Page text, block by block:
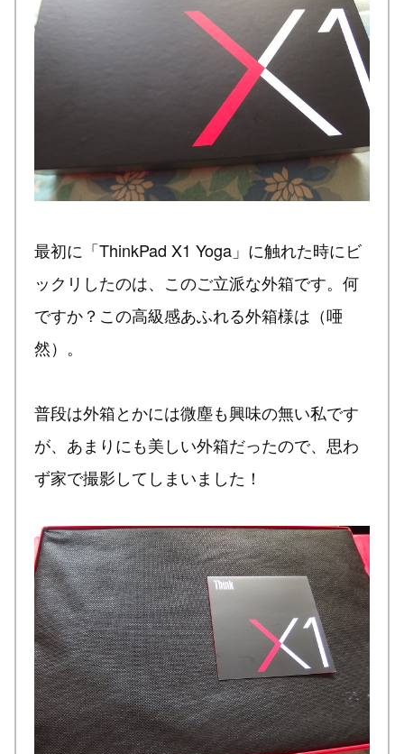
最初に「ThinkPad X1 Yoga」に触れた時にビ
ックリしたのは、このご立派な外箱です。何
ですか？この高級感あふれる外箱様は（唖
然）。
普段は外箱とかには微塵も興味の無い私です
が、あまりにも美しい外箱だったので、思わ
ず家で撮影してしまいました！